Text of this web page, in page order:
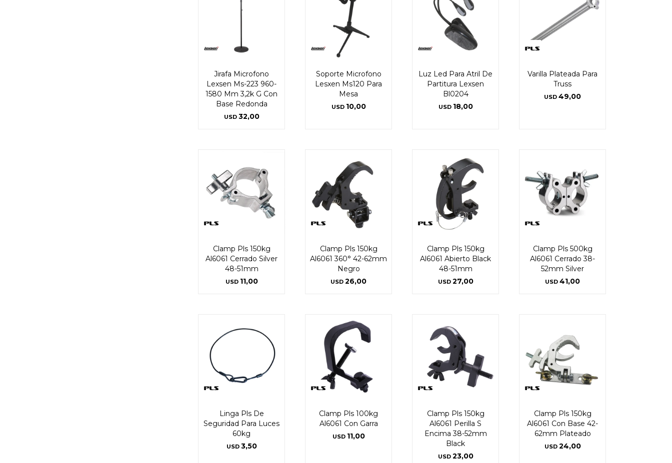
Jirafa Microfono
Lexsen Ms-223 960-
1580 Mm 3,2k G Con
Base Redonda
USD 32,00
Soporte Microfono
Lesxen Ms120 Para
Mesa
USD 10,00
Luz Led Para Atril De
Partitura Lexsen
Bl0204
USD 18,00
Varilla Plateada Para
Truss
USD 49,00
Clamp Pls 150kg
Al6061 Cerrado Silver
48-51mm
USD 11,00
Clamp Pls 150kg
Al6061 360° 42-62mm
Negro
USD 26,00
Clamp Pls 150kg
Al6061 Abierto Black
48-51mm
USD 27,00
Clamp Pls 500kg
Al6061 Cerrado 38-
52mm Silver
USD 41,00
Linga Pls De
Seguridad Para Luces
60kg
USD 3,50
Clamp Pls 100kg
Al6061 Con Garra
USD 11,00
Clamp Pls 150kg
Al6061 Perilla S
Encima 38-52mm
Black
USD 23,00
Clamp Pls 150kg
Al6061 Con Base 42-
62mm Plateado
USD 24,00
Continuar
Continuar